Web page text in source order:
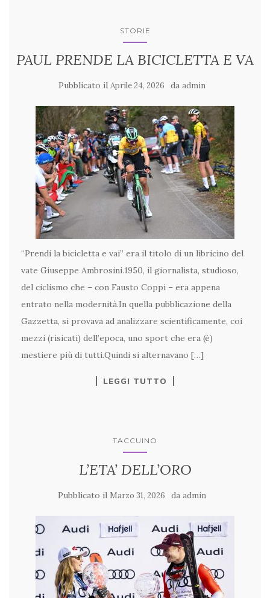
STORIE
PAUL PRENDE LA BICICLETTA E VA
Pubblicato il Aprile 24, 2026 da admin
“Prendi la bicicletta e vai” era il titolo di un libricino del
vate Giuseppe Ambrosini.1950, il giornalista, studioso,
del ciclismo che – con Fausto Coppi – era appena
entrato nella modernità.In quella pubblicazione della
Gazzetta, si provava ad analizzare scientificamente, coi
mezzi (risicati) dell’epoca, uno sport che era (è)
mestiere più di tutti.Quindi si alternavano […]
LEGGI TUTTO
TACCUINO
L’ETA’ DELL’ORO
Pubblicato il Marzo 31, 2026 da admin